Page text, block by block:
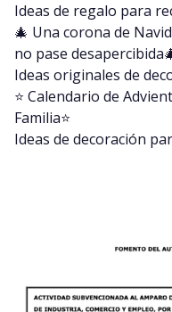
Ideas de regalo para
🎄 Una corona de
no pase
Ideas originales de
⭐️ Calendario de
Familia⭐️
Ideas de decoración